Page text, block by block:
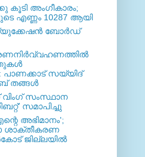
കൂടി അംഗീകാരം;
എണ്ണം 10287 ആയി
ബോര്‍ഡ്
സയ്യിദ്
തങ്ങള്‍
വിംഗ് സംസ്ഥാന
സമാപിച്ചു
അഭിമാനം';
ശാക്തീകരണ
ജില്ലയില്‍